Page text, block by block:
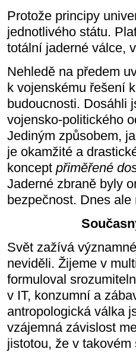
Protože principy
jednotlivého státu.
totální jaderné válce,
Nehledě na předem
k vojenskému řešení
budoucnosti. Dosáhli
vojensko-politického
Jediným způsobem,
je okamžité a
koncept přiměřené
Jaderné zbraně byly
bezpečnost. Dnes ale
Svět zažívá
neviděli. Žijeme v
formuloval
v IT, konzumní a
antropologická válka
vzájemná závislost
jistotou, že v